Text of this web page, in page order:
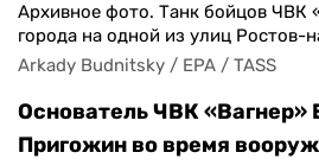
Архивное фото. Танк бойцов ЧВК
города на одной из улиц Ростов-
Arkady Budnitsky / EPA / TASS
Основатель ЧВК «Вагнер»
Пригожин во время